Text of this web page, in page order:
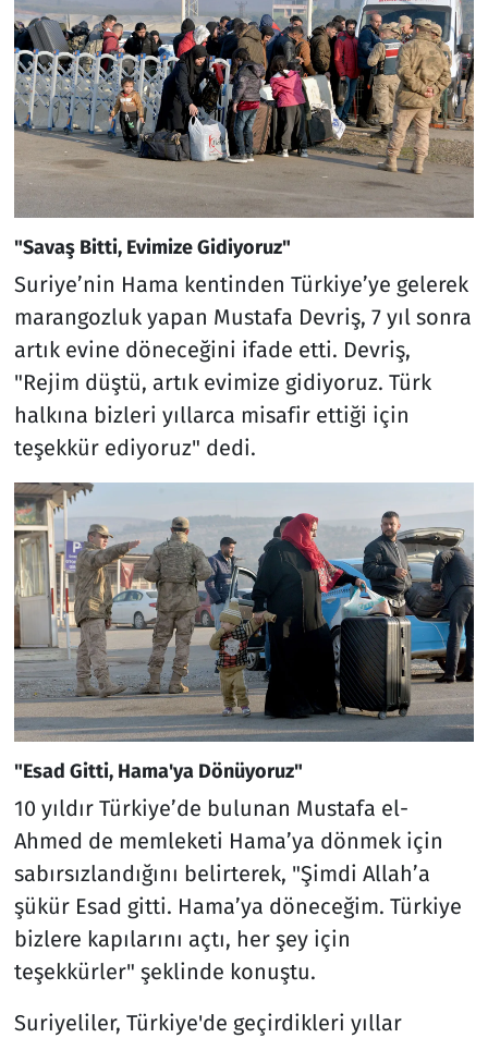
"Savaş Bitti, Evimize Gidiyoruz"
Suriye’nin Hama kentinden Türkiye’ye gelerek
marangozluk yapan Mustafa Devriş, 7 yıl sonra
artık evine döneceğini ifade etti. Devriş,
"Rejim düştü, artık evimize gidiyoruz. Türk
halkına bizleri yıllarca misafir ettiği için
teşekkür ediyoruz" dedi.
"Esad Gitti, Hama'ya Dönüyoruz"
10 yıldır Türkiye’de bulunan Mustafa el-
Ahmed de memleketi Hama’ya dönmek için
sabırsızlandığını belirterek, "Şimdi Allah’a
şükür Esad gitti. Hama’ya döneceğim. Türkiye
bizlere kapılarını açtı, her şey için
teşekkürler" şeklinde konuştu.
Suriyeliler, Türkiye'de geçirdikleri yıllar